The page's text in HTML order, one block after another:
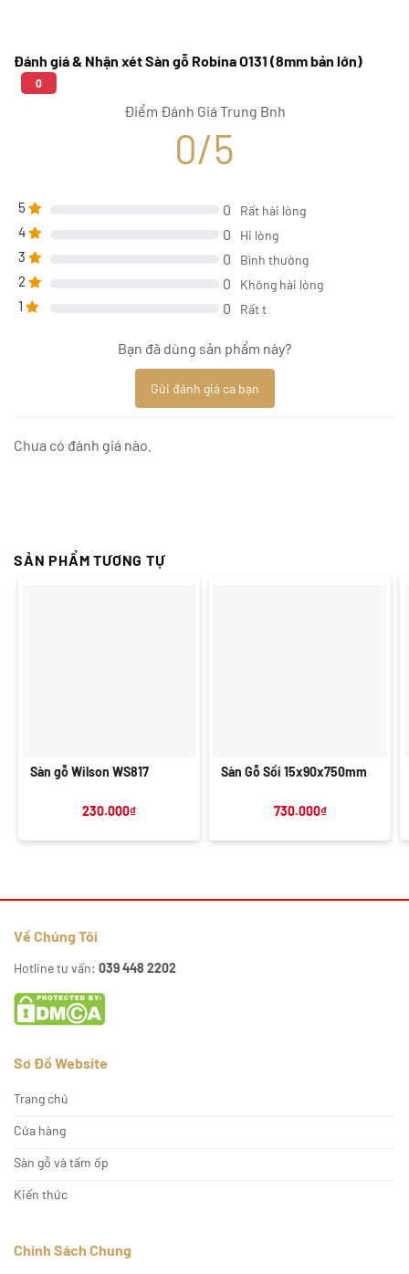
Đánh giá & Nhận xét Sàn gỗ Robina O131 (8mm bản lớn)
0
Điểm Đánh Giá Trung Bnh
0/5
5 0 Rất hài lòng
4 0 Hi lòng
3 0 Bình thường
2 0 Không hài lòng
1 0 Rất t
Bạn đã dùng sản phẩm này?
Gửi đánh giá ca bạn
Chưa có đánh giá nào.
SẢN PHẨM TƯƠNG TỰ
Sàn gỗ Wilson WS817
230.000₫
Sàn Gỗ Sồi 15x90x750mm
730.000₫
Về Chúng Tôi
Hotline tư vấn: 039 448 2202
Sơ Đồ Website
Trang chủ
Cửa hàng
Sàn gỗ và tấm ốp
Kiến thức
Chính Sách Chung